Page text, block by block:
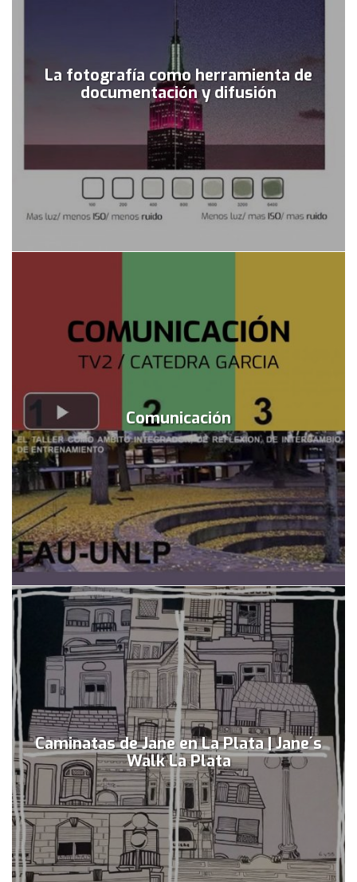
La fotografía como herramienta de
documentación y difusión
Comunicación
Caminatas de Jane en La Plata | Jane´s
Walk La Plata